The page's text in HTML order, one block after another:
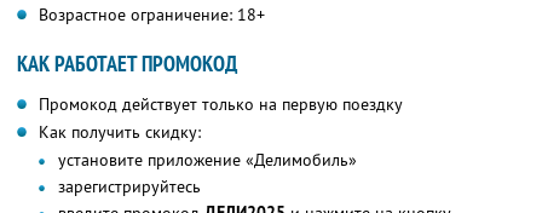
Возрастное ограничение: 18+
КАК РАБОТАЕТ ПРОМОКОД
Промокод действует только на первую поездку
Как получить скидку:
установите приложение «Делимобиль»
зарегистрируйтесь